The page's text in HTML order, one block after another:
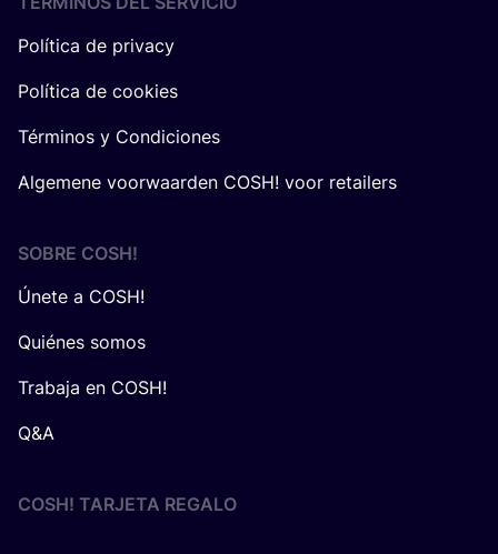
Política de privacy
Política de cookies
Términos y Condiciones
Algemene voorwaarden COSH! voor retailers
SOBRE COSH!
Únete a COSH!
Quiénes somos
Trabaja en COSH!
Q&A
COSH! TARJETA REGALO